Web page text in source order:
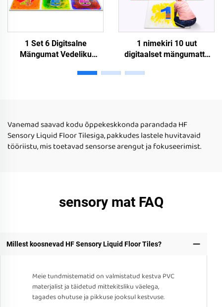
1 Set 6 Digitsalne
Mängumat Vedeliku
Mängule Hariduslik
1 nimekiri 10 uut
digitaalset mängumatte
rikkumiseks haridusliku
Vanemad saavad kodu õppekeskkonda parandada HF
Sensory Liquid Floor Tilesiga, pakkudes lastele huvitavaid
tööriistu, mis toetavad sensorse arengut ja fokuseerimist.
sensory mat FAQ
Millest koosnevad HF Sensory Liquid Floor Tiles?
Meie tundmistematid on valmistatud kestva PVC
materjalist ja täidetud mittekitsliku väelega,
tagades ohutuse ja pikkuse jooksul kestvuse.